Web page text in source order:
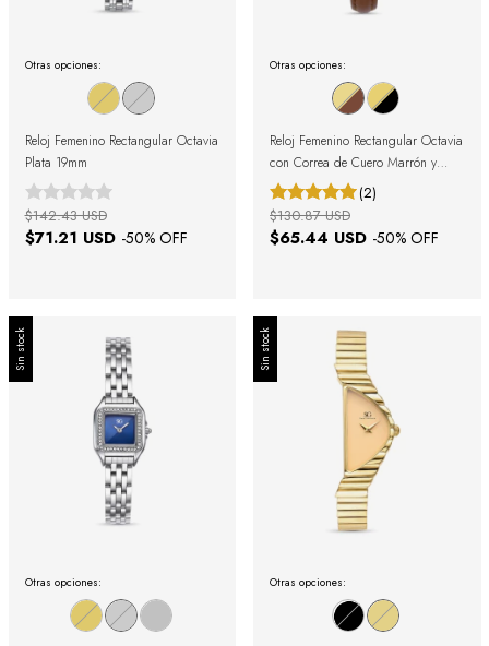
Otras opciones:
Reloj Femenino Rectangular Octavia
Plata 19mm
$71.21 USD -50% OFF
$142.43 USD
Otras opciones:
Reloj Femenino Rectangular Octavia
con Correa de Cuero Marrón y
Caja Dorada 19mm
(2)
$65.44 USD -50% OFF
$130.87 USD
Sin stock
Otras opciones:
Sin stock
Otras opciones: